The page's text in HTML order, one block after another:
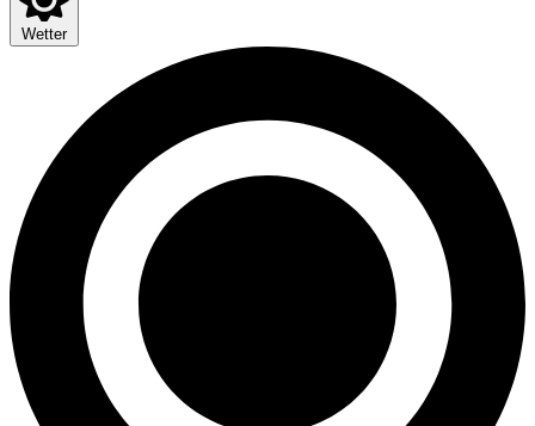
Wetter